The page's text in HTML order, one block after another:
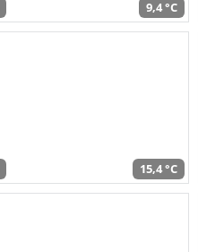
9,4 °C
15,4 °C